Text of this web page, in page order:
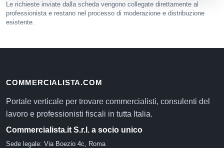
Le richieste inviate dalla scheda vengono collegate direttamente al
professionista e restano nel processo di moderazione e distribuzione
esistente.
COMMERCIALISTA.COM
Portale verticale per trovare commercialisti, consulenti del
lavoro e professionisti fiscali in tutta Italia.
Commercialista.it S.r.l. a socio unico
Sede legale: Via Boezio 4c, Roma